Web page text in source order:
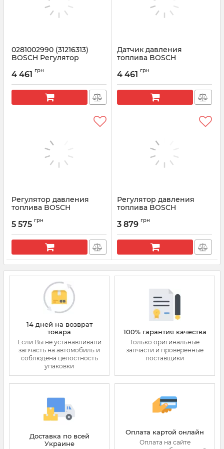
0281002990 (31216313)
BOSCH Регулятор
Артикул:
4 461 грн
Датчик давления
топлива BOSCH
для MAN моделей TGL,
Артикул: 0281007303
4 461 грн
Регулятор давления
топлива BOSCH
(H8200897893)
Артикул: 0281006045
5 575 грн
Регулятор давления
топлива BOSCH
для IVECO и FIAT
Артикул: 0281006198
3 879 грн
14 дней на возврат
товара
Если Вы не устанавливали
запчасть на автомобиль и
соблюдена целостность
упаковки
100% гарантия качества
Только оригинальные
запчасти и проверенные
поставщики
Доставка по всей
Украине
Оплата картой онлайн
Оплата на сайте